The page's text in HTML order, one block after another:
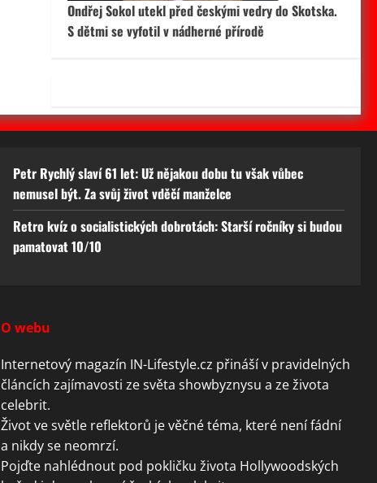
Ondřej Sokol utekl před českými vedry do Skotska.
S dětmi se vyfotil v nádherné přírodě
Petr Rychlý slaví 61 let: Už nějakou dobu tu však vůbec
nemusel být. Za svůj život vděčí manželce
Retro kvíz o socialistických dobrotách: Starší ročníky si budou
pamatovat 10/10
O webu
Internetový magazín IN-Lifestyle.cz přináší v pravidelných
článcích zajímavosti ze světa showbyznysu a ze života
celebrit.
Život ve světle reflektorů je věčné téma, které není fádní
a nikdy se neomrzí.
Pojďte nahlédnout pod pokličku života Hollywoodských